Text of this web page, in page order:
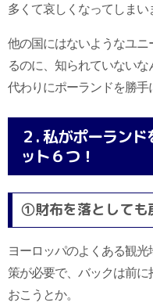
多くて哀しくなってしまい
他の国にはないようなユ
るのに、知られていない
代わりにポーランドを勝手
２. 私がポーラン
ット６つ！
①財布を落としても
ヨーロッパのよくある観
策が必要で、バックは前
おこうとか。